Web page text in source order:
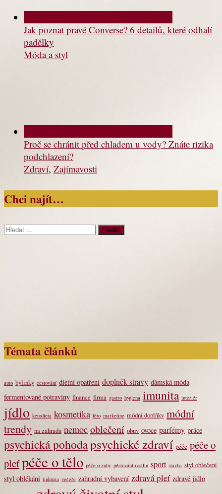
Jak poznat pravé Converse? 6 detailů, které odhalí
padělky
Móda a styl
Proč se chránit před chladem u vody? Znáte rizika
podchlazení?
Zdraví, Zajímavosti
Chci najít…
Vyhledávání
Témata článků
auto bylinky cestování dietní opatření doplněk stravy dámská móda
fermentované potraviny finance firma gastro hygiena imunita interiér
jídlo ketodieta kosmetika léto marketing módní doplňky módní
trendy na zahradu nemoc oblečení obuv ovoce parfémy práce
psychická pohodapsychické zdraví péče péče o
pleťpéče o tělo péče o zuby pěstování rostlin sport stavba styl oblečení
styl oblékání tinktura večeře zahradní vybavení zdravá pleť zdravé jídlo